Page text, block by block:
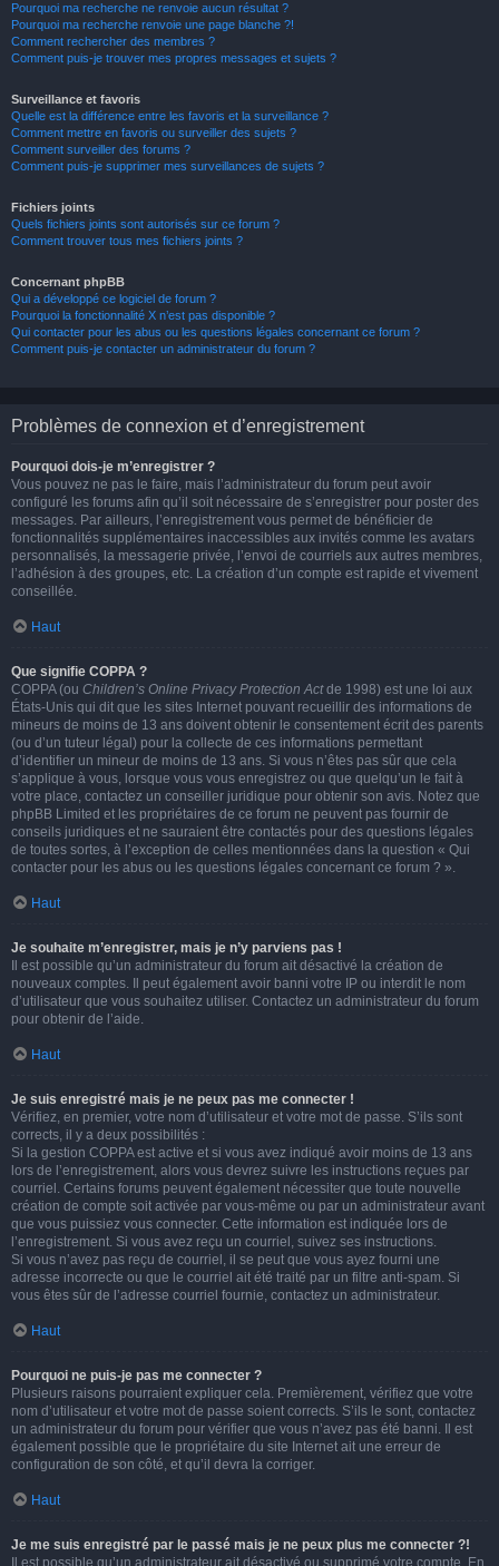
Pourquoi ma recherche ne renvoie aucun résultat ?
Pourquoi ma recherche renvoie une page blanche ?!
Comment rechercher des membres ?
Comment puis-je trouver mes propres messages et sujets ?
Surveillance et favoris
Quelle est la différence entre les favoris et la surveillance ?
Comment mettre en favoris ou surveiller des sujets ?
Comment surveiller des forums ?
Comment puis-je supprimer mes surveillances de sujets ?
Fichiers joints
Quels fichiers joints sont autorisés sur ce forum ?
Comment trouver tous mes fichiers joints ?
Concernant phpBB
Qui a développé ce logiciel de forum ?
Pourquoi la fonctionnalité X n’est pas disponible ?
Qui contacter pour les abus ou les questions légales concernant ce forum ?
Comment puis-je contacter un administrateur du forum ?
Problèmes de connexion et d’enregistrement
Pourquoi dois-je m’enregistrer ?
Vous pouvez ne pas le faire, mais l’administrateur du forum peut avoir
configuré les forums afin qu’il soit nécessaire de s’enregistrer pour poster des
messages. Par ailleurs, l’enregistrement vous permet de bénéficier de
fonctionnalités supplémentaires inaccessibles aux invités comme les avatars
personnalisés, la messagerie privée, l’envoi de courriels aux autres membres,
l’adhésion à des groupes, etc. La création d’un compte est rapide et vivement
conseillée.
Haut
Que signifie COPPA ?
COPPA (ou Children’s Online Privacy Protection Actde 1998) est une loi aux
États-Unis qui dit que les sites Internet pouvant recueillir des informations de
mineurs de moins de 13 ans doivent obtenir le consentement écrit des parents
(ou d’un tuteur légal) pour la collecte de ces informations permettant
d’identifier un mineur de moins de 13 ans. Si vous n’êtes pas sûr que cela
s’applique à vous, lorsque vous vous enregistrez ou que quelqu’un le fait à
votre place, contactez un conseiller juridique pour obtenir son avis. Notez que
phpBB Limited et les propriétaires de ce forum ne peuvent pas fournir de
conseils juridiques et ne sauraient être contactés pour des questions légales
de toutes sortes, à l’exception de celles mentionnées dans la question « Qui
contacter pour les abus ou les questions légales concernant ce forum ? ».
Haut
Je souhaite m’enregistrer, mais je n’y parviens pas !
Il est possible qu’un administrateur du forum ait désactivé la création de
nouveaux comptes. Il peut également avoir banni votre IP ou interdit le nom
d’utilisateur que vous souhaitez utiliser. Contactez un administrateur du forum
pour obtenir de l’aide.
Haut
Je suis enregistré mais je ne peux pas me connecter !
Vérifiez, en premier, votre nom d’utilisateur et votre mot de passe. S’ils sont
corrects, il y a deux possibilités :
Si la gestion COPPA est active et si vous avez indiqué avoir moins de 13 ans
lors de l’enregistrement, alors vous devrez suivre les instructions reçues par
courriel. Certains forums peuvent également nécessiter que toute nouvelle
création de compte soit activée par vous-même ou par un administrateur avant
que vous puissiez vous connecter. Cette information est indiquée lors de
l’enregistrement. Si vous avez reçu un courriel, suivez ses instructions.
Si vous n’avez pas reçu de courriel, il se peut que vous ayez fourni une
adresse incorrecte ou que le courriel ait été traité par un filtre anti-spam. Si
vous êtes sûr de l’adresse courriel fournie, contactez un administrateur.
Haut
Pourquoi ne puis-je pas me connecter ?
Plusieurs raisons pourraient expliquer cela. Premièrement, vérifiez que votre
nom d’utilisateur et votre mot de passe soient corrects. S’ils le sont, contactez
un administrateur du forum pour vérifier que vous n’avez pas été banni. Il est
également possible que le propriétaire du site Internet ait une erreur de
configuration de son côté, et qu’il devra la corriger.
Haut
Je me suis enregistré par le passé mais je ne peux plus me connecter ?!
Il est possible qu’un administrateur ait désactivé ou supprimé votre compte. En